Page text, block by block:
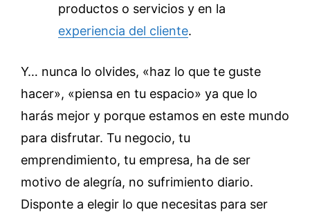
productos o servicios y en la
experiencia del cliente.
Y… nunca lo olvides, «haz lo que te guste
hacer», «piensa en tu espacio» ya que lo
harás mejor y porque estamos en este mundo
para disfrutar. Tu negocio, tu
emprendimiento, tu empresa, ha de ser
motivo de alegría, no sufrimiento diario.
Disponte a elegir lo que necesitas para ser